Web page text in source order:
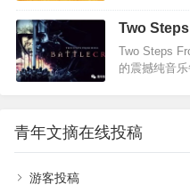
爱与你相伴
你一同醒来调
你知道吗 多
唤，就让一向
响的英雄走进了亲情
化、人性化
歌颂对象同
度来创作该
一声姐姐虽然
我一点…
Two
Two Steps
的震撼纯音
使者到来之时
器，杀人游
世界也需要
的永久和平
青年文摘在线投稿
游客投稿